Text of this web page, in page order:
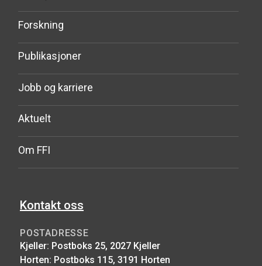
Forskning
Publikasjoner
Jobb og karriere
Aktuelt
Om FFI
Kontakt oss
POSTADRESSE
Kjeller: Postboks 25, 2027 Kjeller
Horten: Postboks 115, 3191 Horten